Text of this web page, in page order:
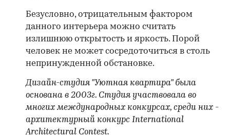
Безусловно, отрицательным фактором
данного интерьера можно считать
излишнюю открытость и яркость. Порой
человек не может сосредоточиться в столь
непринужденной обстановке.
Дизайн-студия "Уютная квартира" была
основана в 2003г. Студия участвовала во
многих международных конкурсах, среди них -
архитектурный конкурс International
Architectural Contest.